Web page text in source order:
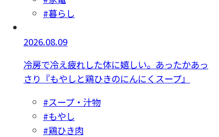
#暮らし
2026.08.09
冷房で冷え疲れした体に嬉しい。あったかあっ
さり『もやしと鶏ひきのにんにくスープ』
#スープ・汁物
#もやし
#鶏ひき肉